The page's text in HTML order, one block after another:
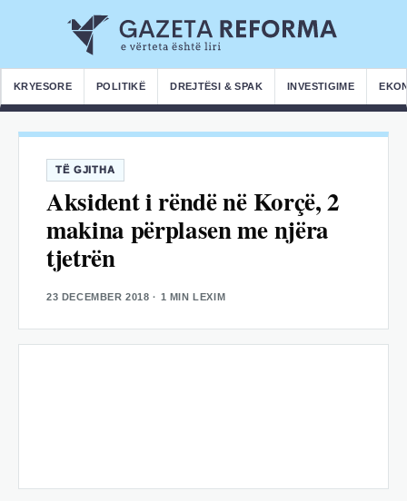
KRYESORE POLITIKË DREJTËSI & SPAK INVESTIGIME
TË GJITHA
Aksident i rëndë në Korçë, 2
makina përplasen me njëra
tjetrën
23 DECEMBER 2018 · 1 MIN LEXIM